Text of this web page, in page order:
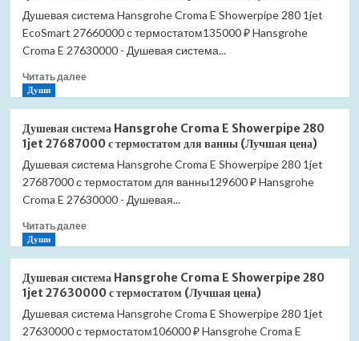
Croma
Select
E
Multi
с
термостатом
хром/
(Лучшая
цена)
Душевая система Hansgrohe Croma E Showerpipe 280 1jet
EcoSmart 27660000 с термостатом135000 ₽ Hansgrohe
Croma E 27630000 - Душевая система...
Читать далееПрочитать
система
Hansgrohe
Croma
E
Showerpipe
1jet
27660000
термостатом
цена)
Души
Душевая система Hansgrohe Croma E Showerpipe 280
1jet 27687000 с термостатом для ванны (Лучшая цена)
Душевая система Hansgrohe Croma E Showerpipe 280 1jet
27687000 с термостатом для ванны129600 ₽ Hansgrohe
Croma E 27630000 - Душевая...
Читать далееПрочитать
система
Hansgrohe
Croma
E
Души
Душевая система Hansgrohe Croma E Showerpipe 280
1jet 27630000 с термостатом (Лучшая цена)
Душевая система Hansgrohe Croma E Showerpipe 280 1jet
27630000 с термостатом106000 ₽ Hansgrohe Croma E